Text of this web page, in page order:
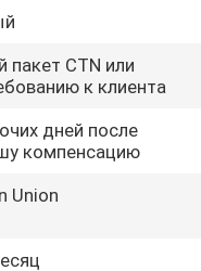
пакет CTN или
к клиента
дней после
компенсацию
Union